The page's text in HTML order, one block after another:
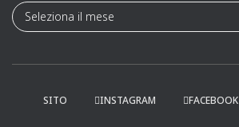
A
r
h
SITO INSTAGRAM FACEBOOK